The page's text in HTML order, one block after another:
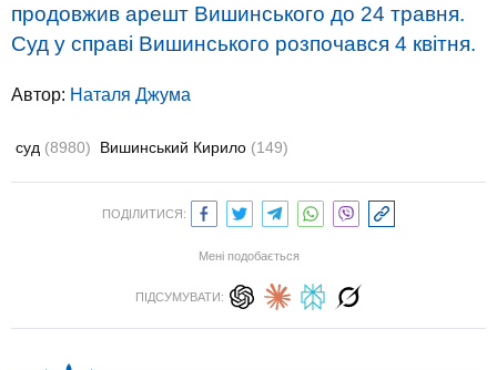
продовжив арешт Вишинського до 24 травня.
Суд у справі Вишинського розпочався 4 квітня.
Автор: Наталя Джума
суд (8980) Вишинський Кирило (149)
ПОДІЛИТИСЯ:
Мені подобається
ПІДСУМУВАТИ: